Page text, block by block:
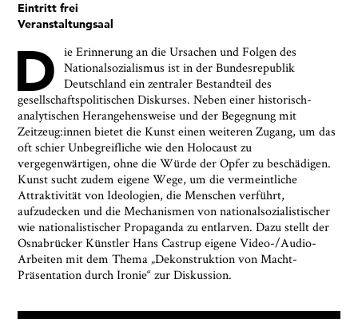
Eintritt frei
Veranstaltungsaal
D ie Erinnerung an die Ursachen und Folgen des
Nationalsozialismus ist in der Bundesrepublik
Deutschland ein zentraler Bestandteil des
gesellschaftspolitischen Diskurses. Neben einer historisch-
analytischen Herangehensweise und der Begegnung mit
Zeitzeug:innen bietet die Kunst einen weiteren Zugang, um das
oft schier Unbegreifliche wie den Holocaust zu
vergegenwärtigen, ohne die Würde der Opfer zu beschädigen.
Kunst sucht zudem eigene Wege, um die vermeintliche
Attraktivität von Ideologien, die Menschen verführt,
aufzudecken und die Mechanismen von nationalsozialistischer
wie nationalistischer Propaganda zu entlarven. Dazu stellt der
Osnabrücker Künstler Hans Castrup eigene Video-/Audio-
Arbeiten mit dem Thema „Dekonstruktion von Macht-
Präsentation durch Ironie“ zur Diskussion.
Museumsquartier Osnabrück die oben
angegebenen Informationen speichert, um mir den
Newsletter zusenden zu können. Ich kann diese
Zustimmung jederzeit widerrufen und die
Informationen aus den Systemen des
Museumsquartiers Osnabrück löschen lassen. Es
besteht ein Beschwerderecht bei einer
Aufsichtsbehörde für Datenschutz. Weitere
Informationen siehe:Datenschutz-Seite.*
* notwendige Angaben